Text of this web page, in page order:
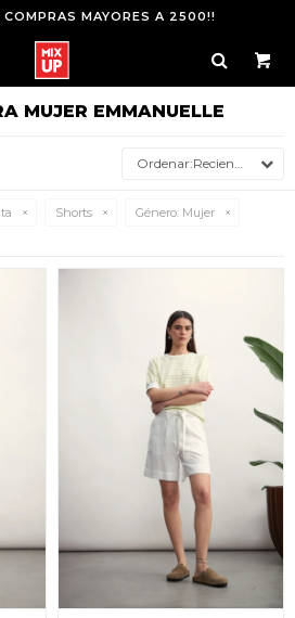
COMPRAS MAYORES A 2500!!
MUJER EMMANUELLE
Recientes
Shorts Género: Mujer